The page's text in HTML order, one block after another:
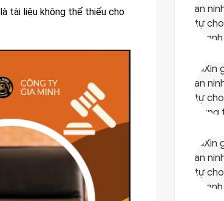
là tài liệu không thể thiếu cho